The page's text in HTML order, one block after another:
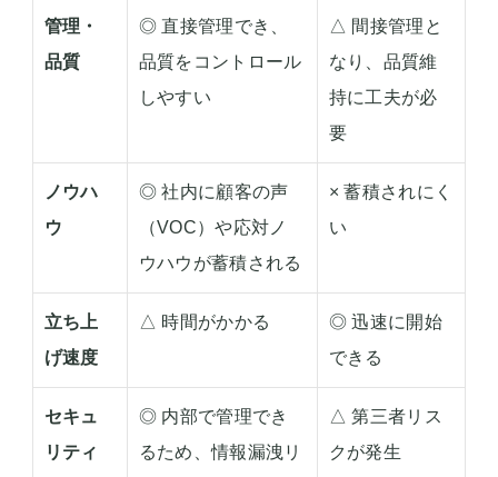
管理・
品質
◎ 直接管理でき、
品質をコントロール
しやすい
△ 間接管理と
なり、品質維
持に工夫が必
要
ノウハ
ウ
◎ 社内に顧客の声
（VOC）や応対ノ
ウハウが蓄積される
× 蓄積されにく
い
立ち上
げ速度
△ 時間がかかる
◎ 迅速に開始
できる
セキュ
リティ
◎ 内部で管理でき
るため、情報漏洩リ
△ 第三者リス
クが発生